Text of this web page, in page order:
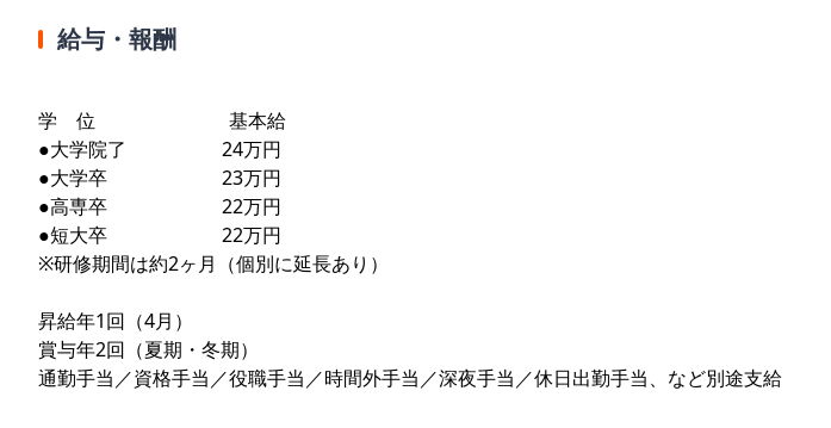
給与・報酬
学 位 基本給
●大学院了 24万円
●大学卒 23万円
●高専卒 22万円
●短大卒 22万円
※研修期間は約2ヶ月（個別に延長あり）
昇給年1回（4月）
賞与年2回（夏期・冬期）
通勤手当／資格手当／役職手当／時間外手当／深夜手当／休日出勤手当、など別途支給